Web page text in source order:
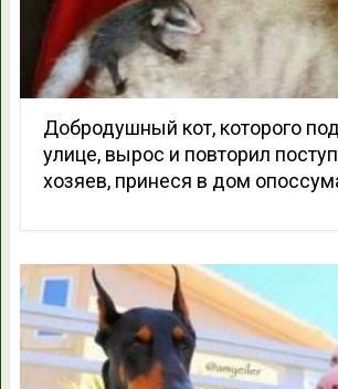
Добродушный кот, которого
улице, вырос и повторил
хозяев, принеся в дом